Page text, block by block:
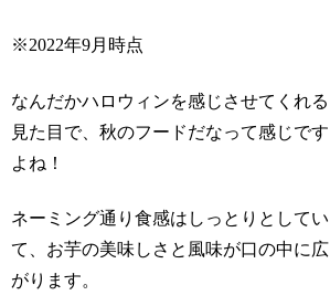
※2022年9月時点
なんだかハロウィンを感じさせてくれる
見た目で、秋のフードだなって感じです
よね！
ネーミング通り食感はしっとりとしてい
て、お芋の美味しさと風味が口の中に広
がります。